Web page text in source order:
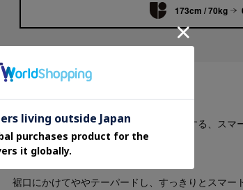
173cm / 70kg
Features
オフィスカジュアルスタイルにもマッチする、スマ
裾口にかけてややテーパードし、すっきりとスマー